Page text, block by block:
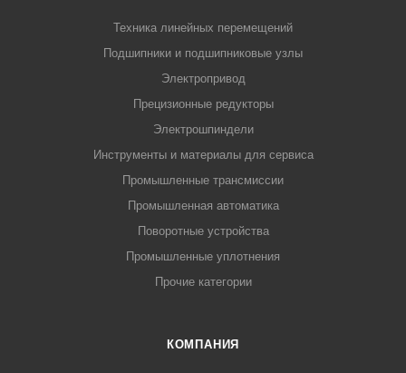
Техника линейных перемещений
Подшипники и подшипниковые узлы
Электропривод
Прецизионные редукторы
Электрошпиндели
Инструменты и материалы для сервиса
Промышленные трансмиссии
Промышленная автоматика
Поворотные устройства
Промышленные уплотнения
Прочие категории
КОМПАНИЯ